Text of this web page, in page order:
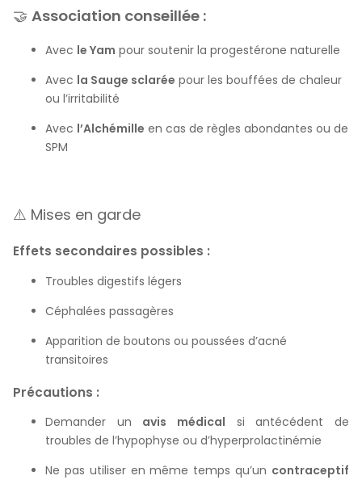
🤝 Association conseillée :
Avec le Yam pour soutenir la progestérone naturelle
Avec la Sauge sclarée pour les bouffées de chaleur
ou l’irritabilité
Avec l’Alchémille en cas de règles abondantes ou de
SPM
⚠️ Mises en garde
Effets secondaires possibles :
Troubles digestifs légers
Céphalées passagères
Apparition de boutons ou poussées d’acné
transitoires
Précautions :
Demander un avis médical si antécédent de
troubles de l’hypophyse ou d’hyperprolactinémie
Ne pas utiliser en même temps qu’un contraceptif